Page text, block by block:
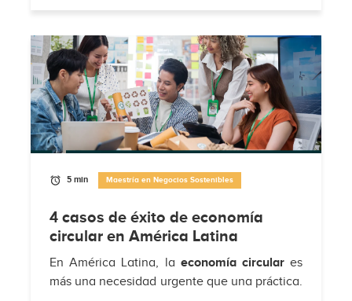
5 min Maestría en Negocios Sostenibles
4 casos de éxito de economía
circular en América Latina
En América Latina, la economía circulares
más una necesidad urgente que una práctica.